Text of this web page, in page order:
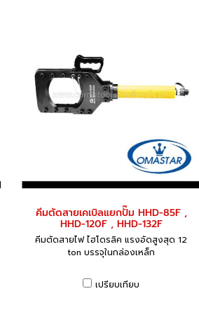
คีมตัดสายเคเบิลแยกปั๊ม HHD-85F ,
HHD-120F , HHD-132F
คีมตัดสายไฟ ไฮโดรลิค แรงอัดสูงสุด 12
ton บรรจุในกล่องเหล็ก
เปรียบเทียบ